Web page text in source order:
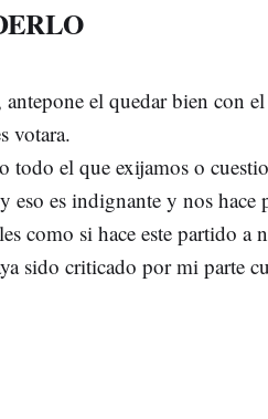
el quedar bien con
votara.
todo el que exijamos o
es indignante y nos hace
como si hace este partido a
sido criticado por mi parte